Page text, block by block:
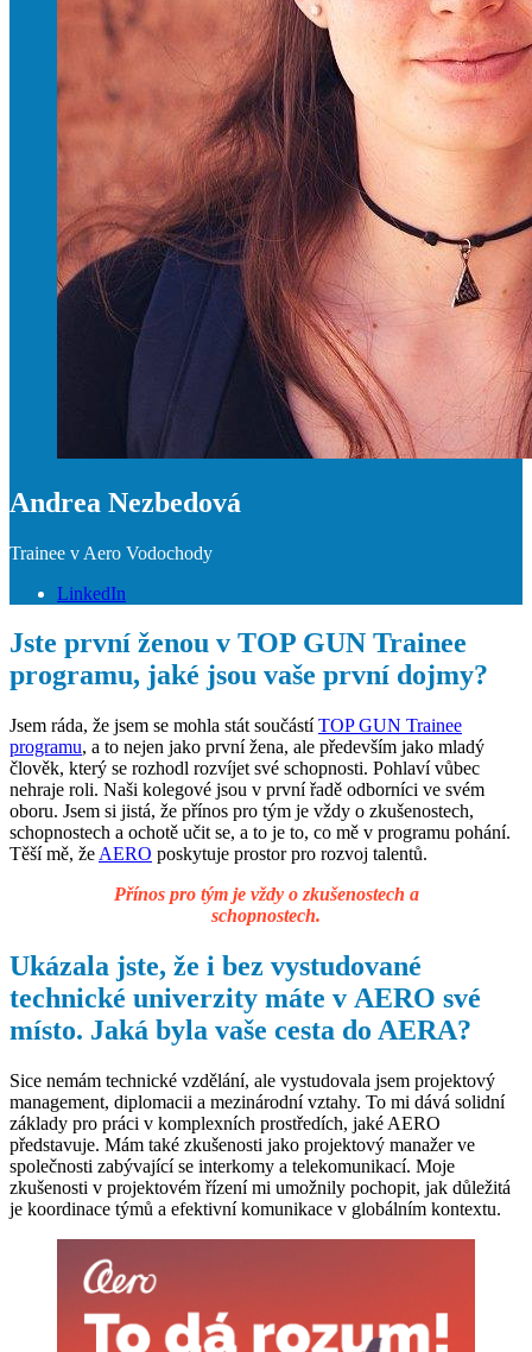
Andrea Nezbedová
Trainee v Aero Vodochody
LinkedIn
Jste první ženou v TOP GUN Trainee
programu, jaké jsou vaše první dojmy?
Jsem ráda, že jsem se mohla stát součástíTOP GUN Trainee
programu, a to nejen jako první žena, ale především jako mladý
člověk, který se rozhodl rozvíjet své schopnosti. Pohlaví vůbec
nehraje roli. Naši kolegové jsou v první řadě odborníci ve svém
oboru. Jsem si jistá, že přínos pro tým je vždy o zkušenostech,
schopnostech a ochotě učit se, a to je to, co mě v programu pohání.
Těší mě, že AERO poskytuje prostor pro rozvoj talentů.
Přínos pro tým je vždy o zkušenostech a
schopnostech.
Ukázala jste, že i bez vystudované
technické univerzity máte v AERO své
místo. Jaká byla vaše cesta do AERA?
Sice nemám technické vzdělání, ale vystudovala jsem projektový
management, diplomacii a mezinárodní vztahy. To mi dává solidní
základy pro práci v komplexních prostředích, jaké AERO
představuje. Mám také zkušenosti jako projektový manažer ve
společnosti zabývající se interkomy a telekomunikací. Moje
zkušenosti v projektovém řízení mi umožnily pochopit, jak důležitá
je koordinace týmů a efektivní komunikace v globálním kontextu.